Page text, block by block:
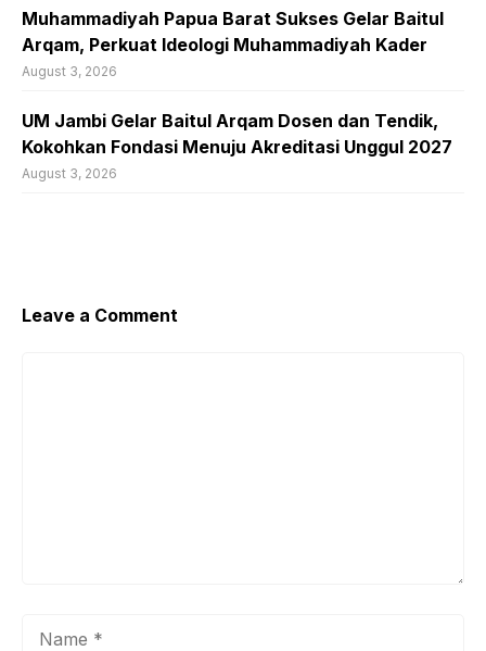
Muhammadiyah Papua Barat Sukses Gelar Baitul
Arqam, Perkuat Ideologi Muhammadiyah Kader
August 3, 2026
UM Jambi Gelar Baitul Arqam Dosen dan Tendik,
Kokohkan Fondasi Menuju Akreditasi Unggul 2027
August 3, 2026
Leave a Comment